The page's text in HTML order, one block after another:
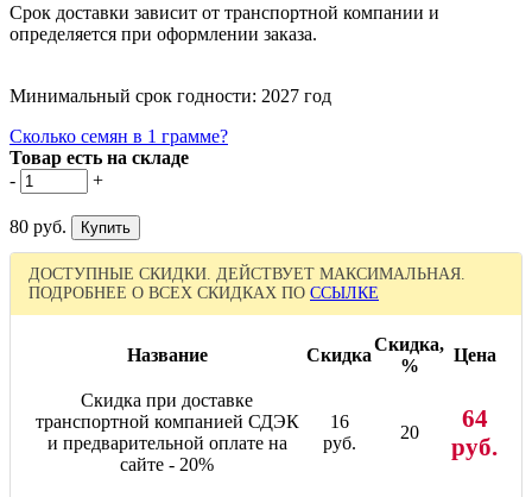
Срок доставки зависит от транспортной компании и
определяется при оформлении заказа.
Минимальный срок годности: 2027 год
Сколько семян в 1 грамме?
Товар есть на складе
-
+
80 руб.
ДОСТУПНЫЕ СКИДКИ. ДЕЙСТВУЕТ МАКСИМАЛЬНАЯ.
ПОДРОБНЕЕ О ВСЕХ СКИДКАХ ПО ССЫЛКЕ
Название Скидка
Скидка,
%
Цена
Скидка при доставке
транспортной компанией СДЭК
и предварительной оплате на
сайте - 20%
16
руб.
20
64
руб.